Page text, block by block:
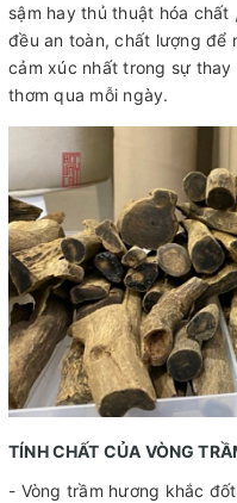
sậm hay thủ thuật hóa chất
đều an toàn, chất lượng để
cảm xúc nhất trong sự
thơm qua mỗi ngày.
TÍNH CHẤT CỦA VÒNG
- Vòng trầm hương khắc